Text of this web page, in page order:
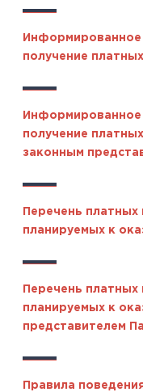
Информированное
получение
Информированное
получение
законным
Перечень платных
планируемых к
Перечень платных
планируемых к
представителем
Правила